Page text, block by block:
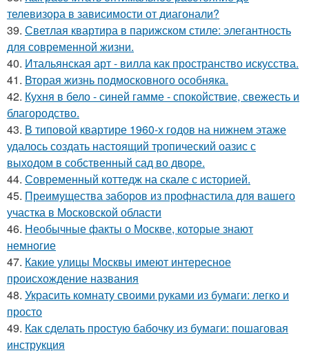
телевизора в зависимости от диагонали?
39. Светлая квартира в парижском стиле: элегантность
для современной жизни.
40. Итальянская арт - вилла как пространство искусства.
41. Вторая жизнь подмосковного особняка.
42. Кухня в бело - синей гамме - спокойствие, свежесть и
благородство.
43. В типовой квартире 1960-х годов на нижнем этаже
удалось создать настоящий тропический оазис с
выходом в собственный сад во дворе.
44. Современный коттедж на скале с историей.
45. Преимущества заборов из профнастила для вашего
участка в Московской области
46. Необычные факты о Москве, которые знают
немногие
47. Какие улицы Москвы имеют интересное
происхождение названия
48. Украсить комнату своими руками из бумаги: легко и
просто
49. Как сделать простую бабочку из бумаги: пошаговая
инструкция